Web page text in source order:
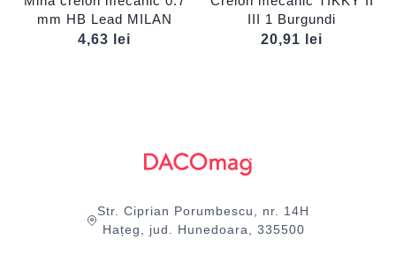
mm HB Lead MILAN
4,63
lei
III 1 Burgundi
20,91
lei
Str. Ciprian Porumbescu, nr. 14H
Hațeg, jud. Hunedoara, 335500